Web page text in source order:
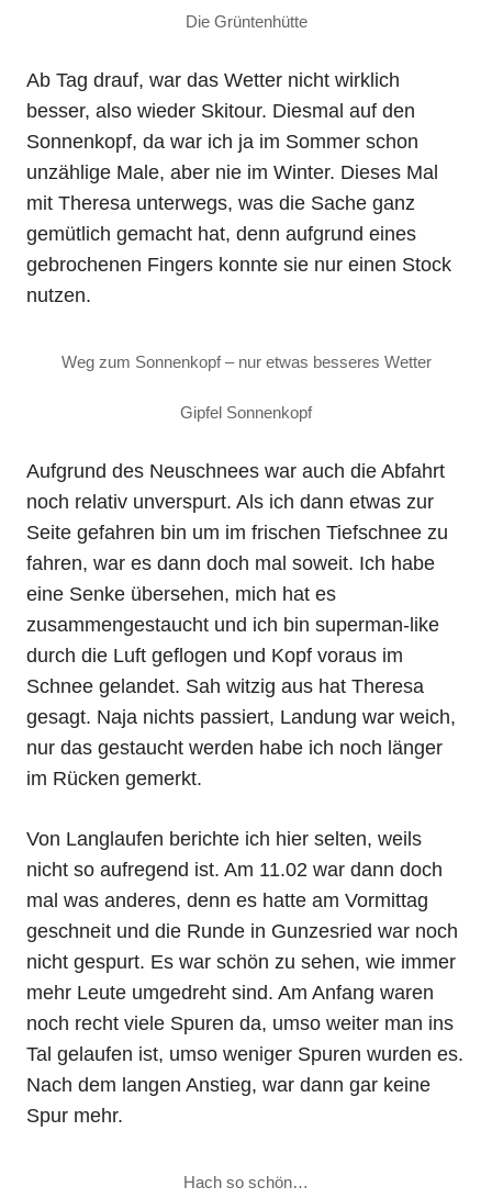
Die Grüntenhütte
Ab Tag drauf, war das Wetter nicht wirklich
besser, also wieder Skitour. Diesmal auf den
Sonnenkopf, da war ich ja im Sommer schon
unzählige Male, aber nie im Winter. Dieses Mal
mit Theresa unterwegs, was die Sache ganz
gemütlich gemacht hat, denn aufgrund eines
gebrochenen Fingers konnte sie nur einen Stock
nutzen.
Weg zum Sonnenkopf – nur etwas besseres Wetter
Gipfel Sonnenkopf
Aufgrund des Neuschnees war auch die Abfahrt
noch relativ unverspurt. Als ich dann etwas zur
Seite gefahren bin um im frischen Tiefschnee zu
fahren, war es dann doch mal soweit. Ich habe
eine Senke übersehen, mich hat es
zusammengestaucht und ich bin superman-like
durch die Luft geflogen und Kopf voraus im
Schnee gelandet. Sah witzig aus hat Theresa
gesagt. Naja nichts passiert, Landung war weich,
nur das gestaucht werden habe ich noch länger
im Rücken gemerkt.
Von Langlaufen berichte ich hier selten, weils
nicht so aufregend ist. Am 11.02 war dann doch
mal was anderes, denn es hatte am Vormittag
geschneit und die Runde in Gunzesried war noch
nicht gespurt. Es war schön zu sehen, wie immer
mehr Leute umgedreht sind. Am Anfang waren
noch recht viele Spuren da, umso weiter man ins
Tal gelaufen ist, umso weniger Spuren wurden es.
Nach dem langen Anstieg, war dann gar keine
Spur mehr.
Hach so schön…